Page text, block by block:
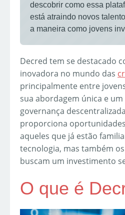
descobrir como essa
está atraindo novos
a maneira como jovens
Decred tem se destacado
inovadora no mundo das
principalmente entre
sua abordagem única e
governança
proporciona
aqueles que já estão
tecnologia, mas também
buscam um investimento
O que é